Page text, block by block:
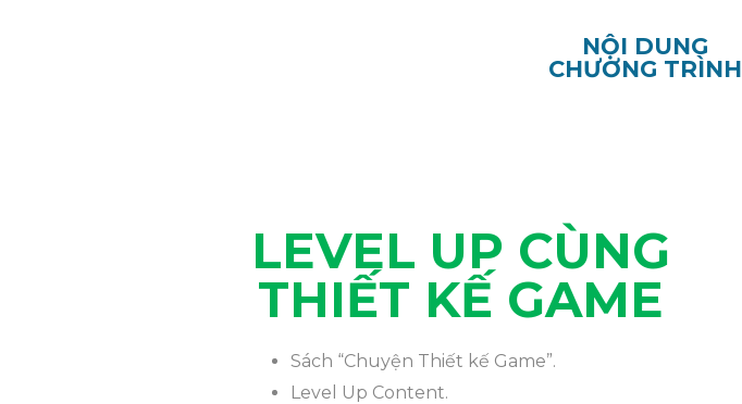
NỘI DUNG
CHƯƠNG TRÌNH
LEVEL UP CÙNG
THIẾT KẾ GAME
Sách “Chuyện Thiết kế Game”.
Level Up Content.